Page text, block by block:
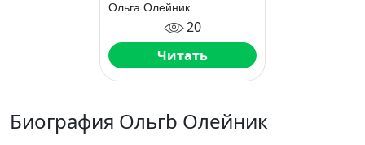
Ольга Олейник
20
Читать
Биография Ольгb Олейник